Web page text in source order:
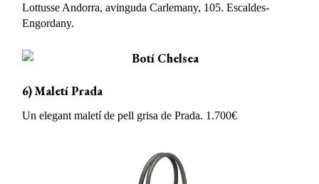
Lottusse Andorra, avinguda Carlemany, 105. Escaldes-
Engordany.
6) Maletí Prada
Un elegant maletí de pell grisa de Prada. 1.700€